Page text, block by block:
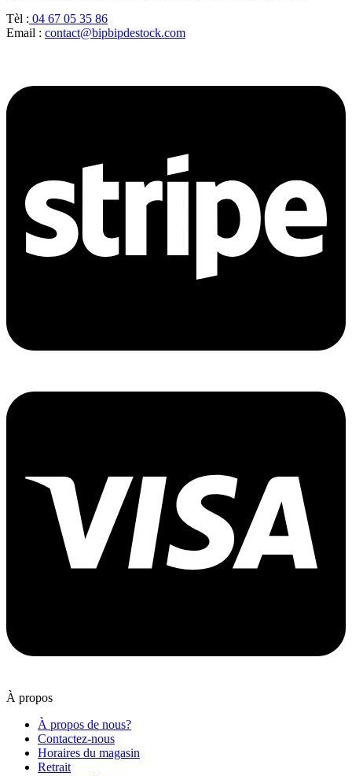
Tèl : 04 67 05 35 86
Email : contact@bipbipdestock.com
À propos
À propos de nous?
Contactez-nous
Horaires du magasin
Retrait